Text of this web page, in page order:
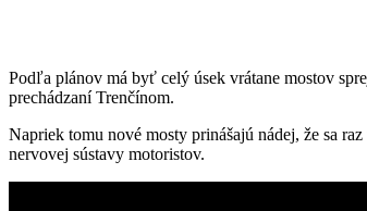
Podľa plánov má byť celý úsek vrátane mostov
prechádzaní Trenčínom.
Napriek tomu nové mosty prinášajú nádej, že sa
nervovej sústavy motoristov.